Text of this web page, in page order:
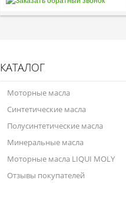
КАТАЛОГ
Моторные масла
Синтетические масла
Полусинтетические масла
Минеральные масла
Моторные масла LIQUI MOLY
Отзывы покупателей